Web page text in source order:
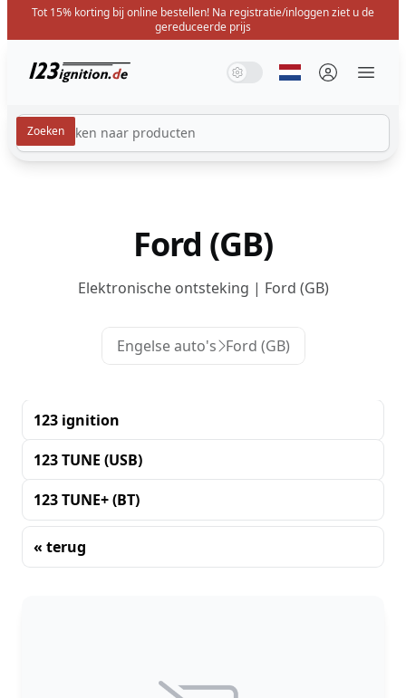
Tot 15% korting bij online bestellen! Na registratie/inloggen ziet u de
gereduceerde prijs
123ignition.de Systeemmodus
Lichte modus
Donkere modus
Selecteer taal
Ford (GB)
Elektronische ontsteking | Ford (GB)
Engelse auto's Ford (GB)
123 ignition
123 TUNE (USB)
123 TUNE+ (BT)
« terug